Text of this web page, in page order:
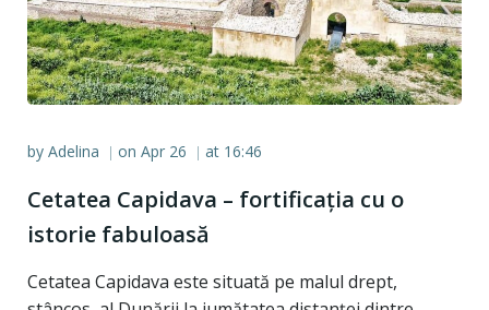
by Adelina | on Apr 26 | at 16:46
Cetatea Capidava – fortificația cu o
istorie fabuloasă
Cetatea Capidava este situată pe malul drept,